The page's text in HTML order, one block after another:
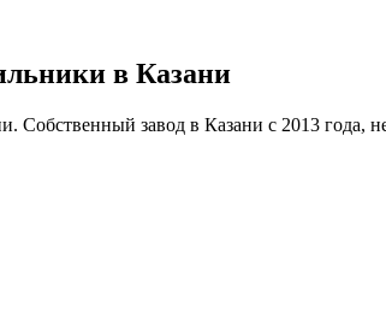
в Казани
завод в Казани с 2013 года,